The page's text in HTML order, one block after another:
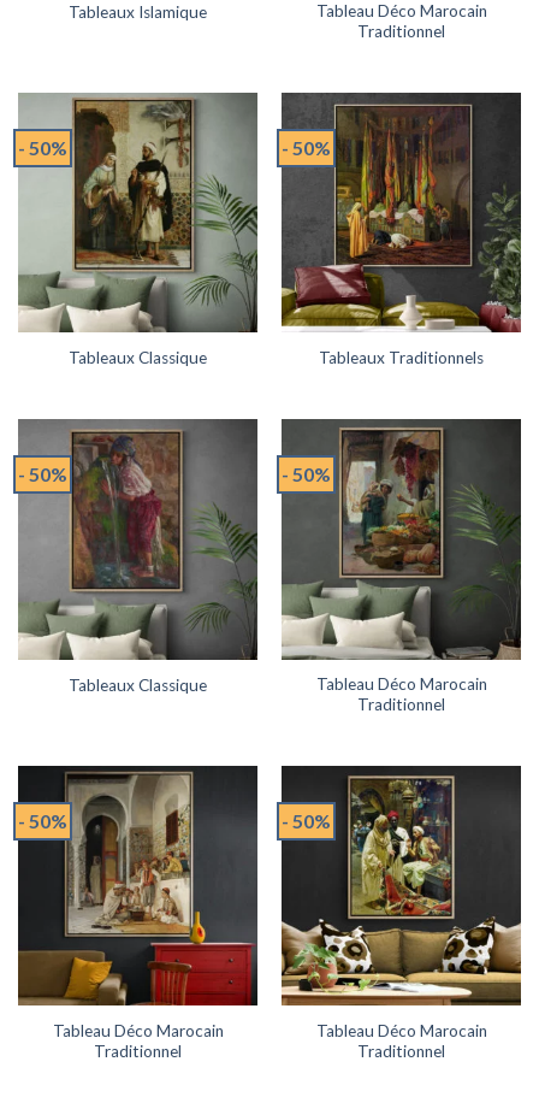
Tableaux Islamique
Tableau Déco Marocain
Traditionnel
- 50%
Tableaux Classique
- 50%
Tableaux Traditionnels
- 50%
Tableaux Classique
- 50%
Tableau Déco Marocain
Traditionnel
- 50%
Tableau Déco Marocain
Traditionnel
- 50%
Tableau Déco Marocain
Traditionnel